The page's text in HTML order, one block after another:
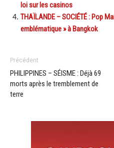
loi sur les casinos
THAÏLANDE – SOCIÉTÉ : Pop
emblématique » à Bangkok
Précédent
PHILIPPINES – SÉISME : Déjà 69
morts après le tremblement de
terre